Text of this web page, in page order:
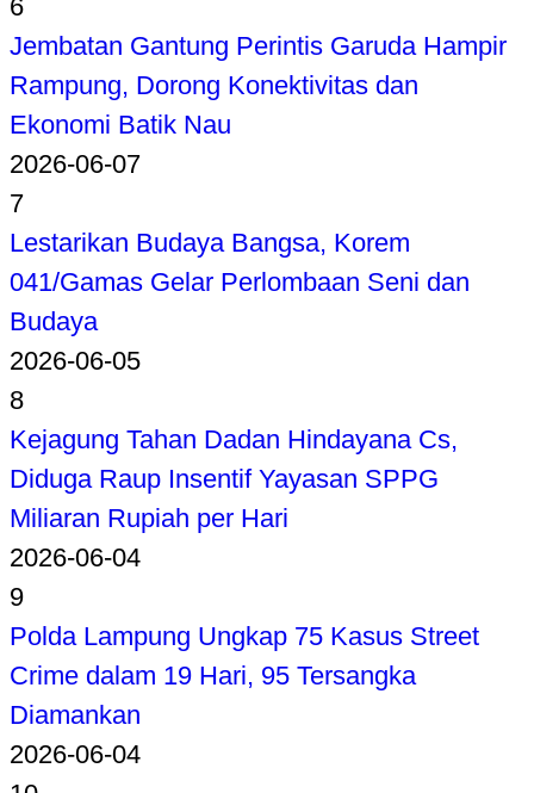
6
Jembatan Gantung Perintis Garuda Hampir
Rampung, Dorong Konektivitas dan
Ekonomi Batik Nau
2026-06-07
7
Lestarikan Budaya Bangsa, Korem
041/Gamas Gelar Perlombaan Seni dan
Budaya
2026-06-05
8
Kejagung Tahan Dadan Hindayana Cs,
Diduga Raup Insentif Yayasan SPPG
Miliaran Rupiah per Hari
2026-06-04
9
Polda Lampung Ungkap 75 Kasus Street
Crime dalam 19 Hari, 95 Tersangka
Diamankan
2026-06-04